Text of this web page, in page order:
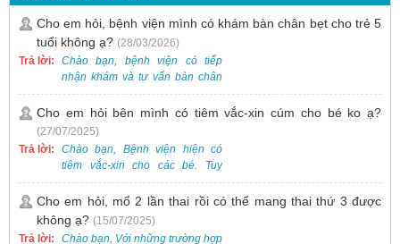
Cho em hỏi, bệnh viện mình có khám bàn chân bẹt cho trẻ 5
tuổi không ạ? (28/03/2026)
Trả lời:
Chào bạn, bệnh viện có tiếp
nhận khám và tư vấn bàn chân
bẹt cho trẻ em, bao gồm cả trẻ 5
tuổi. Bạn có thể đưa bé đến
Khoa Khám bệnh của bệnh viện
để được bác sĩ chuyên khoa
thăm khám. Ngoài ra, để thuận
tiện hơn, bạn có thể đặt lịch
0988 270 115. Nếu cần hỗ trợ
thêm, vui lòng liên hệ qua Zalo
hoặc Fanpage Bệnh viện Việt
Cho em hỏi bên mình có tiêm vắc-xin cúm cho bé ko ạ?
(27/07/2025)
Trả lời:
Chào bạn, Bệnh viện hiện có
tiêm vắc-xin cho các bé. Tuy
nhiên, các loại vắc-xin thường về
theo từng đợt, không phải lúc
nào cũng có sẵn.
Cho em hỏi, mổ 2 lần thai rồi có thể mang thai thứ 3 được
không ạ? (15/07/2025)
Trả lời:
Chào bạn, Với những trường hợp